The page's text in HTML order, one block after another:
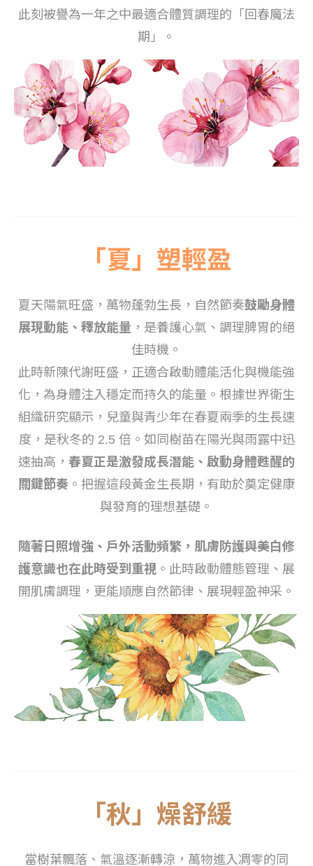
此刻被譽為一年之中最適合體質調理的「回春魔法
期」。
「夏」塑輕盈
夏天陽氣旺盛，萬物蓬勃生長，自然節奏鼓勵身體
展現動能、釋放能量 ，是養護心氣、調理脾胃的絕
佳時機。
此時新陳代謝旺盛，正適合啟動體能活化與機能強
化，為身體注入穩定而持久的能量。 根據世界衛生
組織研究顯示，兒童與青少年在春夏兩季的生長速
度，是秋冬的 2.5 倍。如同樹苗在陽光與雨露中迅
速抽高， 春夏正是激發成長潛能、啟動身體甦醒的
關鍵節奏 。把握這段黃金生長期，有助於奠定健康
與發育的理想基礎。
隨著日照增強、戶外活動頻繁，肌膚防護與美白修
護意識也在此時受到重視 。此時啟動體態管理、展
開肌膚調理，更能順應自然節律、展現輕盈神采。
「秋」燥舒緩
當樹葉飄落、氣溫逐漸轉涼，萬物進入凋零的同